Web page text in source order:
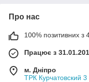
Про нас
100% позитивних з
Працює з
м. Дніпро
ТРК Курчатовский 3